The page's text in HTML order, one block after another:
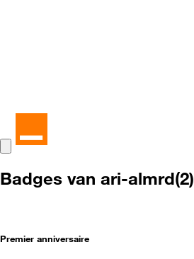
Badges van ari-almrd(2)
Premier anniversaire